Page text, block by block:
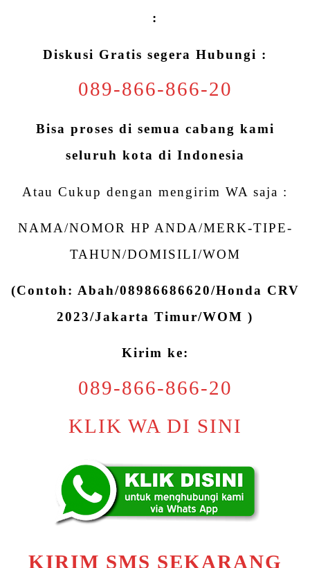
:
Diskusi Gratis segera Hubungi :
089-866-866-20
Bisa proses di semua cabang kami
seluruh kota di Indonesia
Atau Cukup dengan mengirim WA saja :
NAMA/NOMOR HP ANDA/MERK-TIPE-
TAHUN/DOMISILI/WOM
(Contoh: Abah/08986686620/Honda CRV
2023/Jakarta Timur/WOM )
Kirim ke:
089-866-866-20
KLIK WA DI SINI
KIRIM SMS SEKARANG